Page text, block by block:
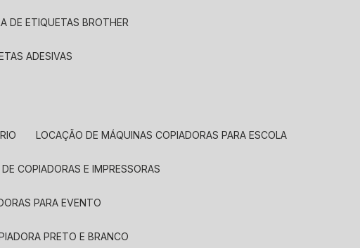
DE ETIQUETAS BROTHER
ADESIVAS
LOCAÇÃO DE MÁQUINAS COPIADORAS PARA ESCOLA
DE COPIADORAS E IMPRESSORAS
PARA EVENTO
PRETO E BRANCO